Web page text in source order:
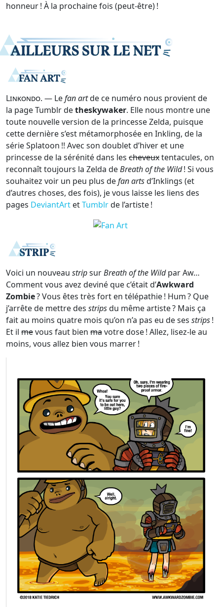
honneur ! À la prochaine fois (peut-être) !
Linkondo. — Lefan artde ce numéro nous provient de
la page Tumblr detheskywaker. Elle nous montre une
toute nouvelle version de la princesse Zelda, puisque
cette dernière s’est métamorphosée en Inkling, de la
série Splatoon !! Avec son doublet d’hiver et une
princesse de la sérénité dans les cheveuxtentacules, on
reconnaît toujours la Zelda deBreath of the Wild! Si vous
souhaitez voir un peu plus defan artsd’Inklings (et
d’autres choses, des fois), je vous laisse les liens des
pages DeviantArt etTumblrde l’artiste !
Voici un nouveau stripsurBreath of the Wildpar Aw…
Comment vous avez deviné que c’était d’Awkward
Zombie? Vous êtes très fort en télépathie ! Hum ? Que
j’arrête de mettre des stripsdu même artiste ? Mais ça
fait au moins quatre mois qu’on n’a pas eu de ses strips!
Et il mevous faut bien mavotre dose ! Allez, lisez-le au
moins, vous allez bien vous marrer !